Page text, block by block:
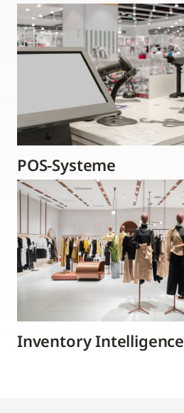
POS-Systeme
Inventory Intelligence